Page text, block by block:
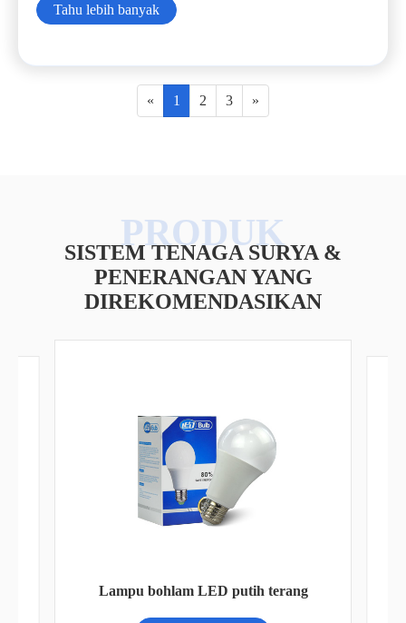
Tahu lebih banyak
« 1 2 3 »
SISTEM TENAGA SURYA &
PENERANGAN YANG
DIREKOMENDASIKAN
Lampu bohlam LED putih terang